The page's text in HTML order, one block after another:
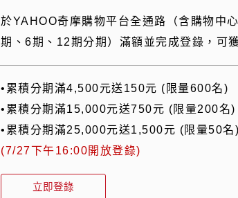
於YAHOO奇摩購物平台全通路（含購物中
期、6期、 12期分期）滿額並完成登錄，可
•累積分期滿4,500元送150元 (限量600名)
•累積分期滿15,000元送750元 (限量200名)
•累積分期滿25,000元送1,500元 (限量50名)
(7/27下午16:00開放登錄)
立即登錄